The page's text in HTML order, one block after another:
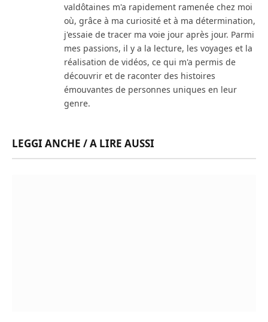
valdôtaines m'a rapidement ramenée chez moi
où, grâce à ma curiosité et à ma détermination,
j'essaie de tracer ma voie jour après jour. Parmi
mes passions, il y a la lecture, les voyages et la
réalisation de vidéos, ce qui m'a permis de
découvrir et de raconter des histoires
émouvantes de personnes uniques en leur
genre.
LEGGI ANCHE / A LIRE AUSSI